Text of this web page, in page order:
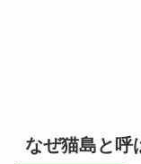
なぜ猫島と呼